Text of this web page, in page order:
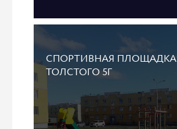
СПОРТИВНАЯ ПЛОЩАДКА
ТОЛСТОГО 5Г